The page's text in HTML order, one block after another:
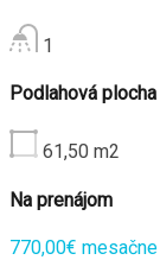
1
Podlahová plocha
61,50 m2
Na prenájom
770,00€ mesačne